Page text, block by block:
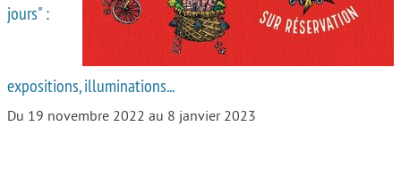
Face au handicap
Face au deuil
jours" :
expositions, illuminations...
Du 19 novembre 2022 au 8 janvier 2023